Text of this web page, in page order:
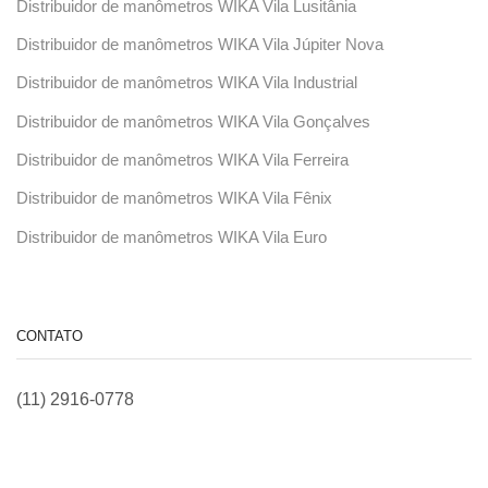
Distribuidor de manômetros WIKA Vila Lusitânia
Distribuidor de manômetros WIKA Vila Júpiter Nova
Distribuidor de manômetros WIKA Vila Industrial
Distribuidor de manômetros WIKA Vila Gonçalves
Distribuidor de manômetros WIKA Vila Ferreira
Distribuidor de manômetros WIKA Vila Fênix
Distribuidor de manômetros WIKA Vila Euro
CONTATO
(11) 2916-0778